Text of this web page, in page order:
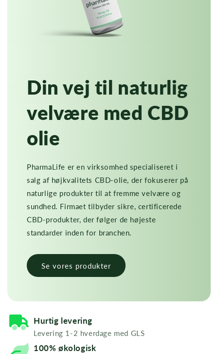
Din vej til naturlig
velvære med CBD
olie
PharmaLife er en virksomhed specialiseret i
salg af højkvalitets CBD-olie, der fokuserer på
naturlige produkter til at fremme velvære og
sundhed. Firmaet tilbyder sikre, certificerede
CBD-produkter, der følger de højeste
standarder inden for branchen.
Se vores produkter
Hurtig levering
Levering 1-2 hverdage med GLS
100% økologisk